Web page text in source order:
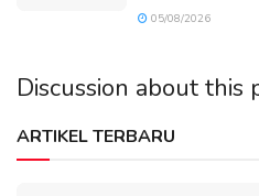
05/08/2026
Discussion about this
ARTIKEL TERBARU